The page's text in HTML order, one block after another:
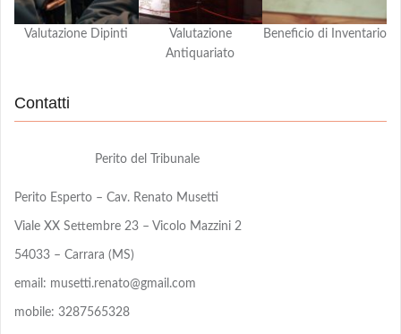
Valutazione Dipinti
Valutazione
Antiquariato
Beneficio di Inventario
Contatti
Perito del Tribunale
Perito Esperto – Cav. Renato Musetti
Viale XX Settembre 23 – Vicolo Mazzini 2
54033 – Carrara (MS)
email: musetti.renato@gmail.com
mobile: 3287565328